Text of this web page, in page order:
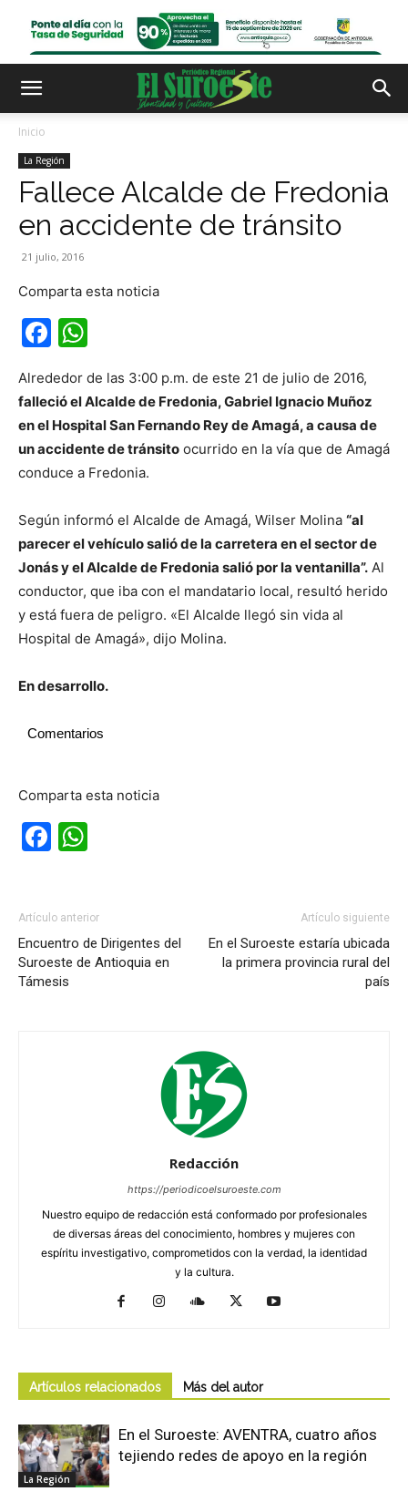
Inicio
La Región
Fallece Alcalde de Fredonia
en accidente de tránsito
21 julio, 2016
Comparta esta noticia
Facebook
Alrededor de las 3:00 p.m. de este 21 de julio de 2016,
falleció el Alcalde de Fredonia, Gabriel Ignacio Muñoz
en el Hospital San Fernando Rey de Amagá, a causa de
un accidente de tránsito ocurrido en la vía que de Amagá
conduce a Fredonia.
Según informó el Alcalde de Amagá, Wilser Molina “al
parecer el vehículo salió de la carretera en el sector de
Jonás y el Alcalde de Fredonia salió por la ventanilla”. Al
conductor, que iba con el mandatario local, resultó herido
y está fuera de peligro. «El Alcalde llegó sin vida al
Hospital de Amagá», dijo Molina.
En desarrollo.
Comentarios
Comparta esta noticia
Facebook
Artículo anterior
Encuentro de Dirigentes del
Suroeste de Antioquia en
Támesis
Artículo siguiente
En el Suroeste estaría ubicada
la primera provincia rural del
país
Redacción
https://periodicoelsuroeste.com
Nuestro equipo de redacción está conformado por profesionales
de diversas áreas del conocimiento, hombres y mujeres con
espíritu investigativo, comprometidos con la verdad, la identidad
y la cultura.
Artículos relacionados Más del autor
La Región
En el Suroeste: AVENTRA, cuatro años
tejiendo redes de apoyo en la región